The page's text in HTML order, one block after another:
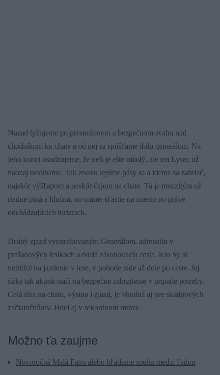
Nazad lyžujeme po presneženom a bezpečnom svahu nad
chodníkom ku chate a od nej sa spúšťame dolu generálom. Na
jeho konci usudzujeme, že deň je ešte mladý, ale ten Lysec už
naozaj nestíhame. Tak znovu lepíme pásy sa a ideme sa zahriať,
najskôr výšľapom a neskôr čajom na chate. Tá je medzitým už
riadne plná a hlučná, no máme šťastie na miesto po práve
odchádzajúcich turistoch.
Druhý zjazd vyratrakovaným Generálom, adrenalín v
prašanových lesíkoch a tvrdá zásobovacia cesta. Kto by si
netrúfol na jazdenie v lese, v pohode zíde až dole po ceste. Jej
šírka tak akurát stačí na bezpečné zabrzdenie v prípade potreby.
Celá túra na chatu, výstup i zjazd, je vhodná aj pre skialpových
začiatočníkov. Hoci aj v rekordnom mraze.
Možno ťa zaujme
Novoročná Malá Fatra alebo hľadanie snehu medzi ľadmi